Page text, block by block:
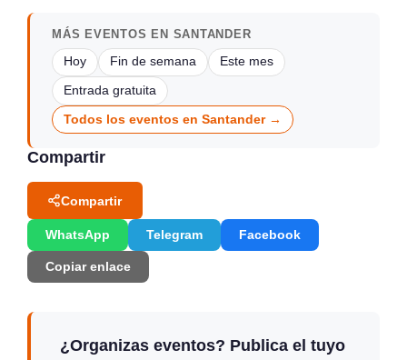
MÁS EVENTOS EN SANTANDER
Hoy Fin de semana Este mes
Entrada gratuita
Todos los eventos en Santander →
Compartir
Compartir
WhatsApp Telegram Facebook
Copiar enlace
¿Organizas eventos? Publica el tuyo